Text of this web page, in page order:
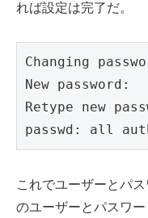
れば設定は完了だ。
Changing
New password:
Retype new
passwd: all
これでユーザーとパ
のユーザーとパスワ